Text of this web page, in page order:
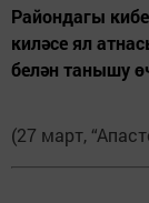
Райондагы
киләсе ял
белән танышу
(27 март,